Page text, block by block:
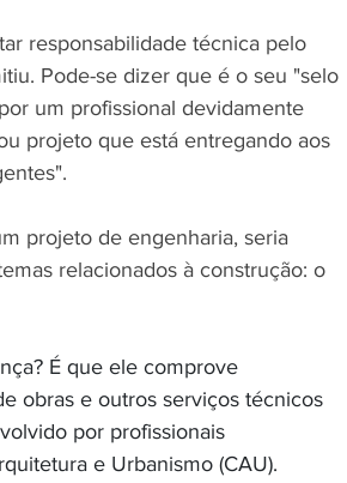
responsabilidade técnica pelo
Pode-se dizer que é o seu "selo
um profissional devidamente
projeto que está entregando aos
projeto de engenharia, seria
relacionados à construção: o
É que ele comprove
obras e outros serviços técnicos
por profissionais
e Urbanismo (CAU).